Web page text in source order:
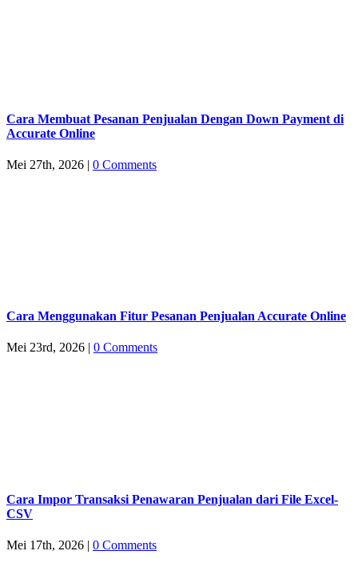
Cara Membuat Pesanan Penjualan Dengan Down Payment di
Accurate Online
Mei 27th, 2026 | 0 Comments
Cara Menggunakan Fitur Pesanan Penjualan Accurate Online
Mei 23rd, 2026 | 0 Comments
Cara Impor Transaksi Penawaran Penjualan dari File Excel-
CSV
Mei 17th, 2026 | 0 Comments